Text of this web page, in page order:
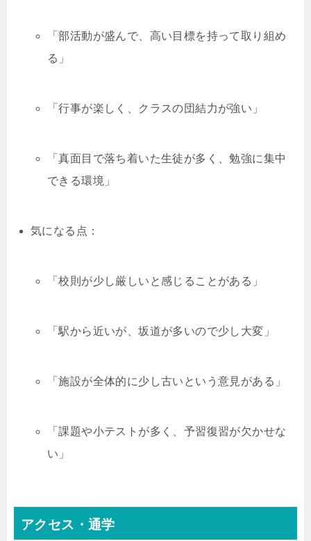
「部活動が盛んで、高い目標を持って取り組め
る」
「行事が楽しく、クラスの団結力が強い」
「真面目で落ち着いた生徒が多く、勉強に集中
できる環境」
気になる点：
「校則が少し厳しいと感じることがある」
「駅から近いが、坂道が多いので少し大変」
「施設が全体的に少し古いという意見がある」
「課題や小テストが多く、予習復習が欠かせな
い」
アクセス・通学